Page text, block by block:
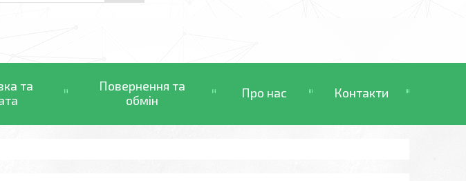
та
Повернення та
обмін
Про нас Контакти